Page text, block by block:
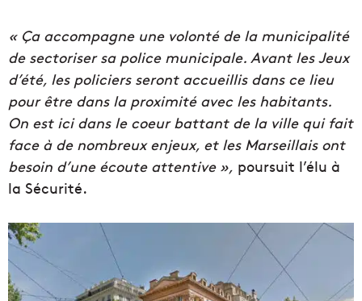
« Ça accompagne une volonté de la municipalité
de sectoriser sa police municipale. Avant les Jeux
d’été, les policiers seront accueillis dans ce lieu
pour être dans la proximité avec les habitants.
On est ici dans le coeur battant de la ville qui fait
face à de nombreux enjeux, et les Marseillais ont
besoin d’une écoute attentive », poursuit l’élu à
la Sécurité.